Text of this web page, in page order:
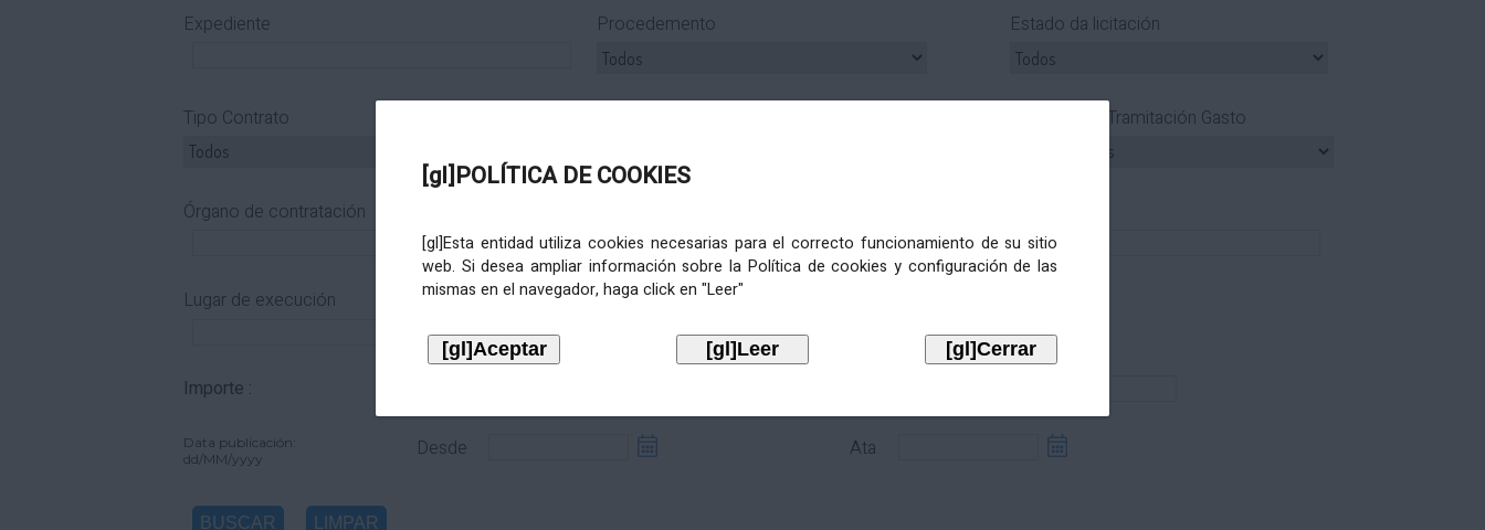
[gl]POLÍTICA DE COOKIES
[gl]Esta entidad utiliza cookies necesarias para el correcto funcionamiento de su sitio
web. Si desea ampliar información sobre la Política de cookies y configuración de las
mismas en el navegador, haga click en "Leer"
Expediente Procedemento Estado da licitación
Tipo Contrato Tipo Tramitación Gasto
Órgano de contratación
Lugar de execución
Importe :
Data publicación:
dd/MM/yyyy
Desde Ata